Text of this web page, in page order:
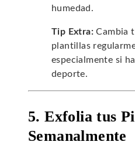
humedad.
Tip Extra: Cambia
plantillas
especialmente si
deporte.
5. Exfolia tus
Semanalmente